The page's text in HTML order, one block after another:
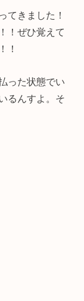
てきました！
！ぜひ覚えて
！
った状態でい
るんすよ。そ